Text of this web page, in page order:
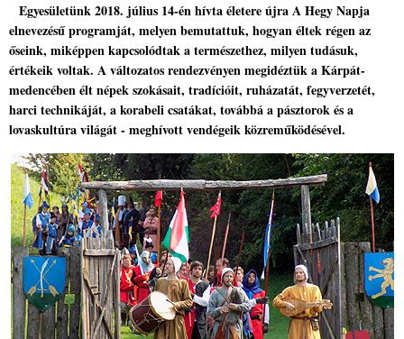
Egyesületünk 2018. július 14-én hívta életere újra A Hegy Napja
elnevezésű programját, melyen bemutattuk, hogyan éltek régen az
őseink, miképpen kapcsolódtak a természethez, milyen tudásuk,
értékeik voltak. A változatos rendezvényen megidéztük a Kárpát-
medencében élt népek szokásait, tradícióit, ruházatát, fegyverzetét,
harci technikáját, a korabeli csatákat, továbbá a pásztorok és a
lovaskultúra világát - meghívott vendégeik közreműködésével.